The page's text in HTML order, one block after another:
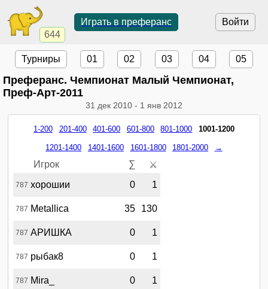
644
Войти
Играть в преферанс
Турниры 01 02 03 04 05
Преферанс. Чемпионат Малый Чемпионат,
Преф-Арт-2011
31 дек 2010 - 1 янв 2012
1-200 201-400 401-600 601-800 801-1000 1001-1200
1201-1400 1401-1600 1601-1800 1801-2000 →
Игрок ∑ ⚔
787 хорошии 0 1
787 Metallica 35 130
787 АРИШКА 0 1
787 рыбак8 0 1
787 Mira_ 0 1